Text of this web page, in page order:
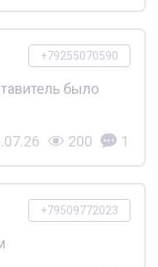
+79255070590
было
200 1
+79509772023